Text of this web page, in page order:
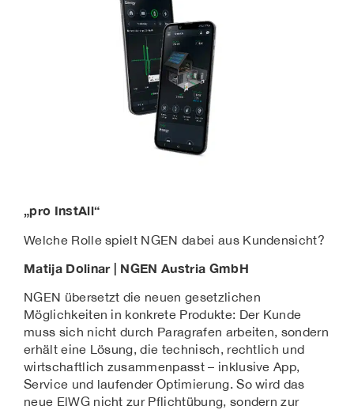
„pro InstAll“
Welche Rolle spielt NGEN dabei aus Kundensicht?
Matija Dolinar | NGEN Austria GmbH
NGEN übersetzt die neuen gesetzlichen
Möglichkeiten in konkrete Produkte: Der Kunde
muss sich nicht durch Paragrafen arbeiten, sondern
erhält eine Lösung, die technisch, rechtlich und
wirtschaftlich zusammenpasst – inklusive App,
Service und laufender Optimierung. So wird das
neue ElWG nicht zur Pflichtübung, sondern zur